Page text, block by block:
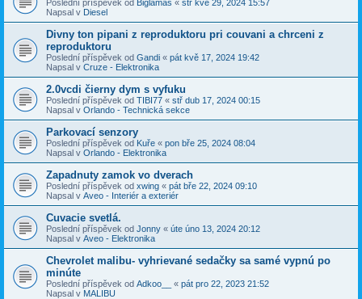
Poslední příspěvek od Biglamas « stř kvě 29, 2024 15:57
Napsal v Diesel
Divny ton pipani z reproduktoru pri couvani a chrceni z
reproduktoru
Poslední příspěvek od Gandi « pát kvě 17, 2024 19:42
Napsal v Cruze - Elektronika
2.0vcdi čierny dym s vyfuku
Poslední příspěvek od TIBI77 « stř dub 17, 2024 00:15
Napsal v Orlando - Technická sekce
Parkovací senzory
Poslední příspěvek od Kuře « pon bře 25, 2024 08:04
Napsal v Orlando - Elektronika
Zapadnuty zamok vo dverach
Poslední příspěvek od xwing « pát bře 22, 2024 09:10
Napsal v Aveo - Interiér a exteriér
Cuvacie svetlá.
Poslední příspěvek od Jonny « úte úno 13, 2024 20:12
Napsal v Aveo - Elektronika
Chevrolet malibu- vyhrievané sedačky sa samé vypnú po
minúte
Poslední příspěvek od Adkoo__ « pát pro 22, 2023 21:52
Napsal v MALIBU